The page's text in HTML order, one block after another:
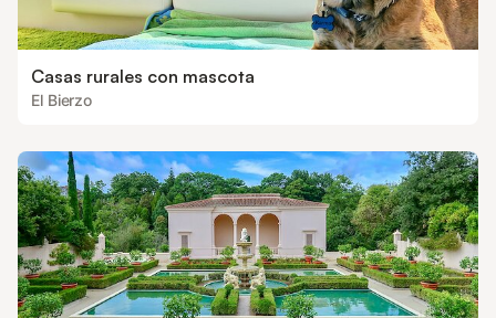
Casas rurales con mascota
El Bierzo